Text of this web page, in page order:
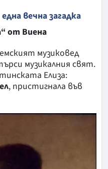
вечна загадка
от Виена
музиковед
музикалния свят.
Елиза:
, пристигнала във